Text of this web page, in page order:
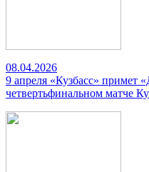
08.04.2026
9 апреля «Кузбасс»
четвертьфинальном матче